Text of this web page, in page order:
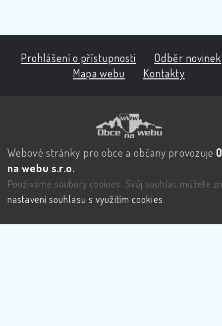
Prohlášení o přístupnosti Odběr novinek
Mapa webu
Kontakty
Webové stránky pro obce a občany provozuje
na webu s.r.o.
Používáme soubory cookies. Svůj souhlas můžete
nastavení souhlasu s využitím cookies.